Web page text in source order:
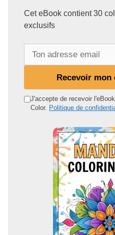
Cet eBook contient 30
exclusifs
d
Recevoir
J'accepte de recevoir
Color. Politique de